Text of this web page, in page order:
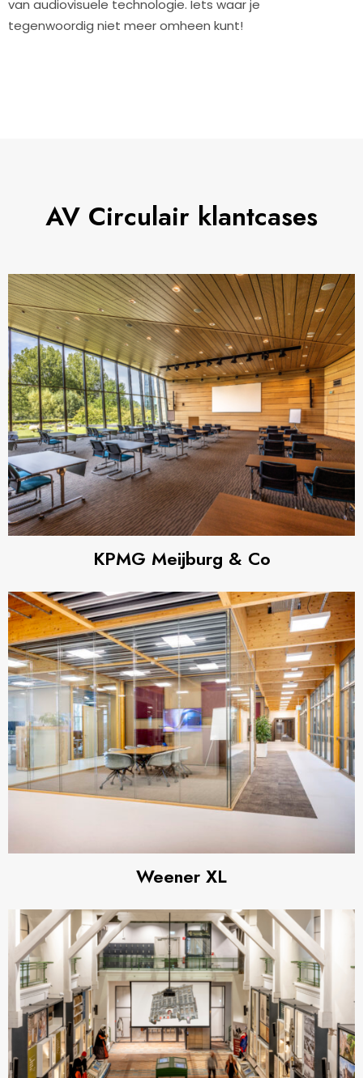
van audiovisuele technologie. Iets waar je
tegenwoordig niet meer omheen kunt!
AV Circulair klantcases
KPMG Meijburg & Co
Weener XL